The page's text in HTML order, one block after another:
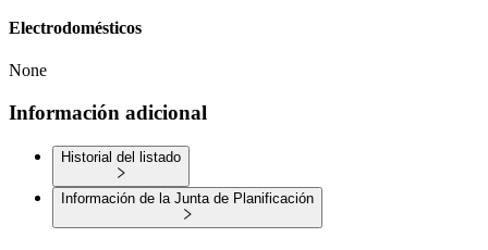
Electrodomésticos
None
Información adicional
Historial del listado
Información de la Junta de Planificación